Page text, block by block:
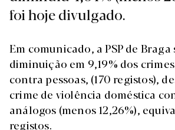
foi hoje divulgado.
Em comunicado, a PSP de
diminuição em 9,19% dos
contra pessoas, (170 registos),
crime de violência doméstica
análogos (menos 12,26%),
registos.